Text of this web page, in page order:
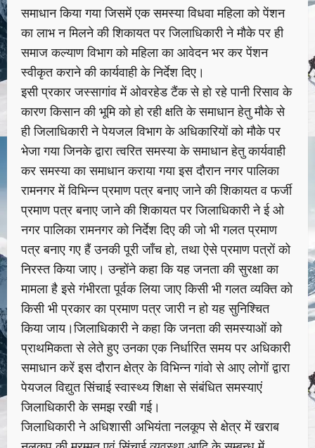
समाधान किया गया जिसमें एक समस्या विधवा महिला को पेंशन
का लाभ न मिलने की शिकायत पर जिलाधिकारी ने मौके पर ही
समाज कल्याण विभाग को महिला का आवेदन भर कर पेंशन
स्वीकृत कराने की कार्यवाही के निर्देश दिए।
इसी प्रकार जस्सागांव में ओवरहेड टैंक से हो रहे पानी रिसाव के
कारण किसान की भूमि को हो रही क्षति के समाधान हेतु मौके से
ही जिलाधिकारी ने पेयजल विभाग के अधिकारियों को मौके पर
भेजा गया जिनके द्वारा त्वरित समस्या के समाधान हेतु कार्यवाही
कर समस्या का समाधान कराया गया इस दौरान नगर पालिका
रामनगर में विभिन्न प्रमाण पत्र बनाए जाने की शिकायत व फर्जी
प्रमाण पत्र बनाए जाने की शिकायत पर जिलाधिकारी ने ई ओ
नगर पालिका रामनगर को निर्देश दिए की जो भी गलत प्रमाण
पत्र बनाए गए हैं उनकी पूरी जाँच हो, तथा ऐसे प्रमाण पत्रों को
निरस्त किया जाए। उन्होंने कहा कि यह जनता की सुरक्षा का
मामला है इसे गंभीरता पूर्वक लिया जाए किसी भी गलत व्यक्ति को
किसी भी प्रकार का प्रमाण पत्र जारी न हो यह सुनिश्चित
किया जाय।जिलाधिकारी ने कहा कि जनता की समस्याओं को
प्राथमिकता से लेते हुए उनका एक निर्धारित समय पर अधिकारी
समाधान करें इस दौरान क्षेत्र के विभिन्न गांवो से आए लोगों द्वारा
पेयजल विद्युत सिंचाई स्वास्थ्य शिक्षा से संबंधित समस्याएं
जिलाधिकारी के समझ रखी गई।
जिलाधिकारी ने अधिशासी अभियंता नलकूप से क्षेत्र में खराब